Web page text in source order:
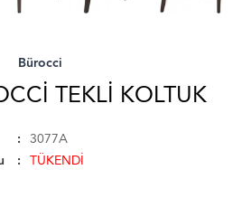
Bürocci
TEKLI KOLTUK
3077A
TÜKENDİ